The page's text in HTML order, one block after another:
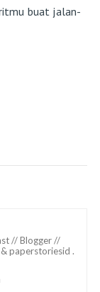
buat jalan-
// Blogger //
paperstoriesid .